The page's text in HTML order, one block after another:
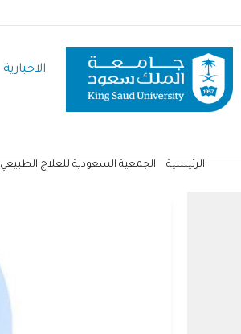
المحتوى
الرئيسي
الاخبارية
الرئيسية الجمعية السعودية للعلاج الطبيعي